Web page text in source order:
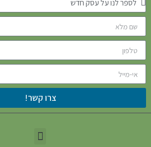
צרו קשר!